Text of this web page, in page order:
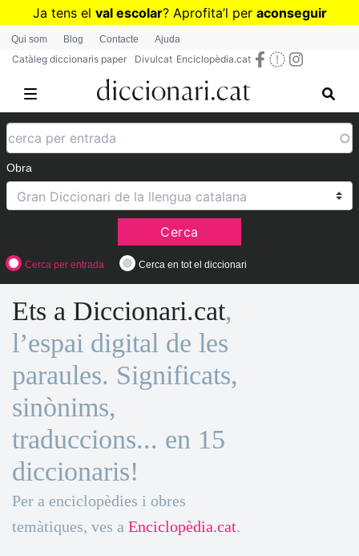
Vés
contingut
Ja tens el val escolar? Aprofita’l per aconseguir
diccionaris per a Primària o Secundària
Qui som Blog Contacte Ajuda
Catàleg diccionaris paper Divulcat Enciclopèdia.cat
Obra
Cerca
Cerca per entrada Cerca en tot el diccionari
Ets a Diccionari.cat,
l’espai digital de les
paraules. Significats,
sinònims,
traduccions... en 15
diccionaris!
Per a enciclopèdies i obres
temàtiques, ves a Enciclopèdia.cat.